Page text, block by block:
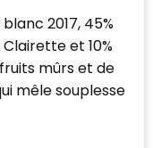
2017, 45%
Clairette et 10%
mûrs et de
mêle souplesse